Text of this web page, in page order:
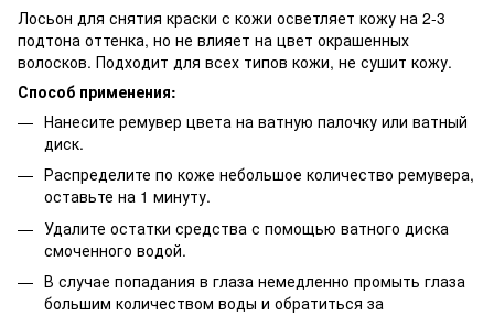
Лосьон для снятия краски с кожи осветляет кожу на 2-3
подтона оттенка, но не влияет на цвет окрашенных
волосков. Подходит для всех типов кожи, не сушит кожу.
Способ применения:
Нанесите ремувер цвета на ватную палочку или ватный
диск.
Распределите по коже небольшое количество ремувера,
оставьте на 1 минуту.
Удалите остатки средства с помощью ватного диска
смоченного водой.
В случае попадания в глаза немедленно промыть глаза
большим количеством воды и обратиться за